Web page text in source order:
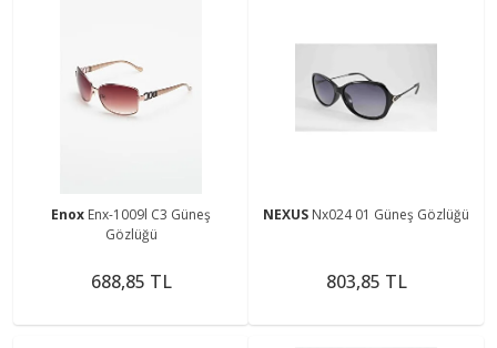
Enox Enx-1009l C3 Güneş
Gözlüğü
688,85 TL
NEXUS Nx024 01 Güneş Gözlüğü
803,85 TL